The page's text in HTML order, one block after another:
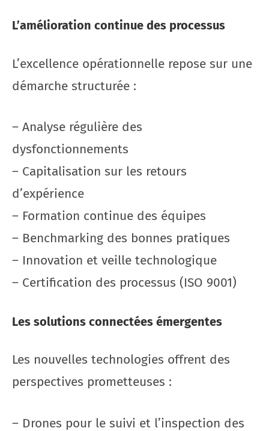
L’amélioration continue des processus
L’excellence opérationnelle repose sur une
démarche structurée :
– Analyse régulière des
dysfonctionnements
– Capitalisation sur les retours
d’expérience
– Formation continue des équipes
– Benchmarking des bonnes pratiques
– Innovation et veille technologique
– Certification des processus (ISO 9001)
Les solutions connectées émergentes
Les nouvelles technologies offrent des
perspectives prometteuses :
– Drones pour le suivi et l’inspection des